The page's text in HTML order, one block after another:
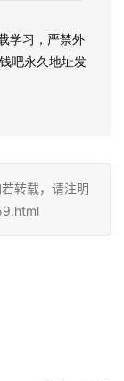
学习，严禁外
吧永久地址发
转载，请注明